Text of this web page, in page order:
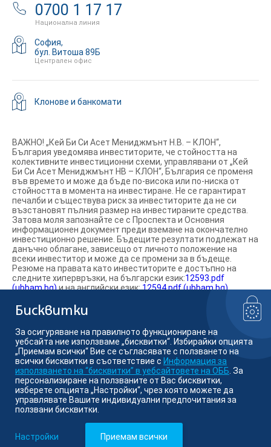
Бисквитки
За осигуряване на правилното функциониране на
уебсайта ние използваме „бисквитки“. Избирайки опцията
„Приемам всички“ Вие се съгласявате с ползването на
всички бисквитки в съответствие с Информация за
използването на “бисквитки” в уебсайтовете на ОББ . За
персонализиране на ползваните от Вас бисквитки,
изберете опцията „Настройки“, чрез която можете да
управлявате Вашите индивидуални предпочитания за
ползвани бисквитки.
Настройки Приемам всички
0700 1 17 17
Национална линия
София,
бул. Витоша 89Б
Централен офис
Клонове и банкомати
ВАЖНО! „Кей Би Си Асет Мениджмънт Н.В. – КЛОН“,
България уведомява инвеститорите, че стойността на
колективните инвестиционни схеми, управлявани от „Кей
Би Си Асет Мениджмънт НВ – КЛОН“, България се променя
във времето и може да бъде по-висока или по-ниска от
стойността в момента на инвестиране. Не се гарантират
печалби и съществува риск за инвеститорите да не си
възстановят пълния размер на инвестираните средства.
Затова моля запознайте се с Проспекта и Основния
информационен документ преди вземане на окончателно
инвестиционно решение. Бъдещите резултати подлежат на
данъчно облагане, зависещо от личното положение на
всеки инвеститор и може да се промени за в бъдеще.
Резюме на правата като инвеститорите е достъпно на
следните хипервръзки, на български език:12593.pdf
(ubbam.bg)и на английски език:12594.pdf (ubbam.bg).
Белгия може да вземе решение да прекрати предлагането
на фондовете на територията на Република България.
Намерете ни в социалните мрежи:
© Кей Би Си Асет Мениджмънт